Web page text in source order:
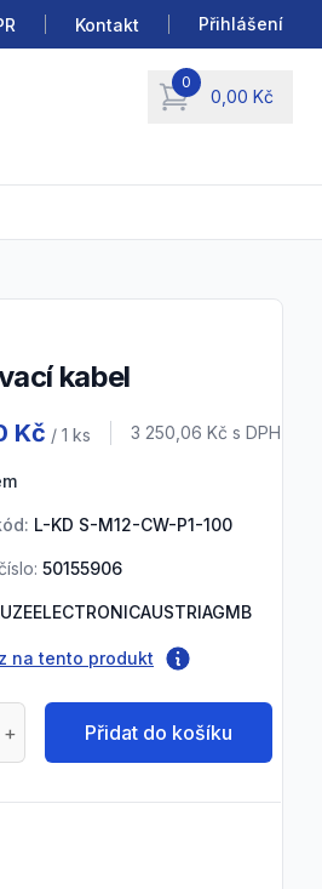
Kontakt Přihlášení
0
0,00 Kč
items in cart, view
kabel
Kč / 1 ks Cena s DPH
3 250,06 Kč s DPH
L-KD S-M12-CW-P1-100
50155906
na tento produkt
Přidat do košíku